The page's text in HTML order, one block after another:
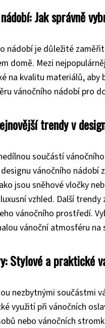
Jak správně
nádobí je důležité
domě. Mezi
na kvalitu materiálů, aby
vánočního nádobí pro
trendy v
součástí
vánočního
jsou sněhové vločky
vzhled. Další
vánočního prostředí.
vánoční atmosféru na
Stylové a praktické
nezbytnými součástmi
využití při vánočních
nebo vánočních